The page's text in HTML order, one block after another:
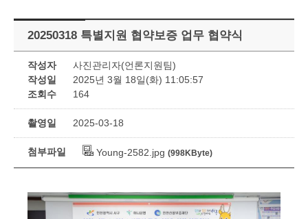
20250318 특별지원 협약보증 업무 협약식
작성자
사진관리자(언론지원팀)
작성일
2025년 3월 18일(화) 11:05:57
조회수
164
촬영일 2025-03-18
첨부파일 Young-2582.jpg (998KByte)